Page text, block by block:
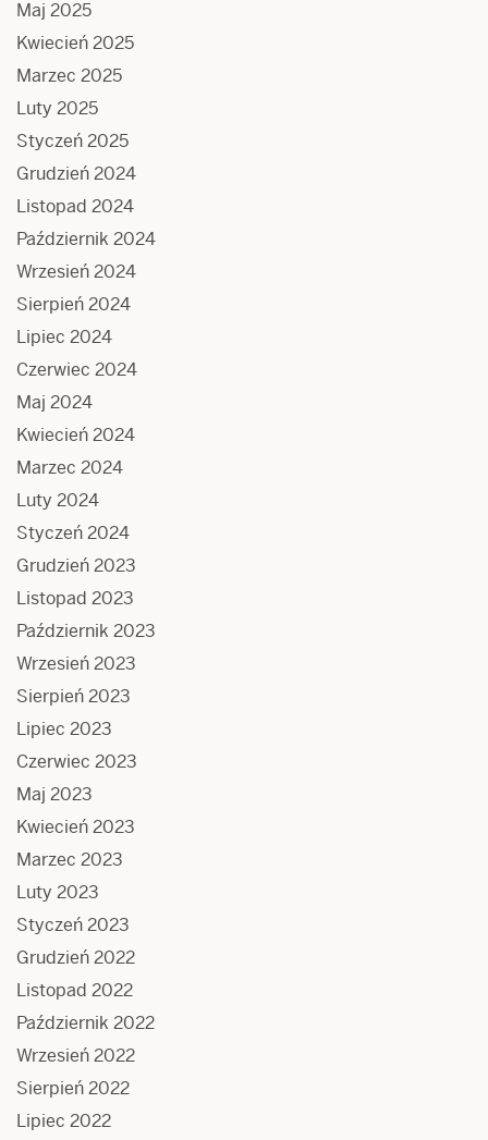
Maj 2025
Kwiecień 2025
Marzec 2025
Luty 2025
Styczeń 2025
Grudzień 2024
Listopad 2024
Październik 2024
Wrzesień 2024
Sierpień 2024
Lipiec 2024
Czerwiec 2024
Maj 2024
Kwiecień 2024
Marzec 2024
Luty 2024
Styczeń 2024
Grudzień 2023
Listopad 2023
Październik 2023
Wrzesień 2023
Sierpień 2023
Lipiec 2023
Czerwiec 2023
Maj 2023
Kwiecień 2023
Marzec 2023
Luty 2023
Styczeń 2023
Grudzień 2022
Listopad 2022
Październik 2022
Wrzesień 2022
Sierpień 2022
Lipiec 2022